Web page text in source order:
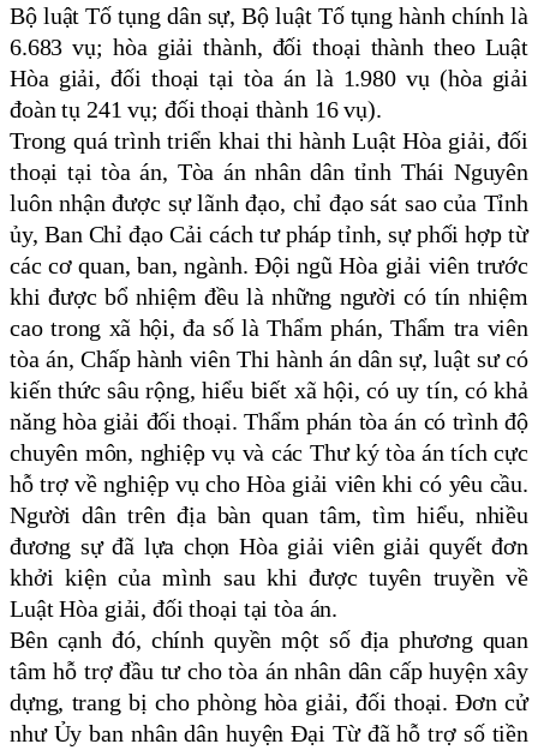
Bộ luật Tố tụng dân sự, Bộ luật Tố tụng hành chính là
6.683 vụ; hòa giải thành, đối thoại thành theo Luật
Hòa giải, đối thoại tại tòa án là 1.980 vụ (hòa giải
đoàn tụ 241 vụ; đối thoại thành 16 vụ).
Trong quá trình triển khai thi hành Luật Hòa giải, đối
thoại tại tòa án, Tòa án nhân dân tỉnh Thái Nguyên
luôn nhận được sự lãnh đạo, chỉ đạo sát sao của Tỉnh
ủy, Ban Chỉ đạo Cải cách tư pháp tỉnh, sự phối hợp từ
các cơ quan, ban, ngành. Đội ngũ Hòa giải viên trước
khi được bổ nhiệm đều là những người có tín nhiệm
cao trong xã hội, đa số là Thẩm phán, Thẩm tra viên
tòa án, Chấp hành viên Thi hành án dân sự, luật sư có
kiến thức sâu rộng, hiểu biết xã hội, có uy tín, có khả
năng hòa giải đối thoại. Thẩm phán tòa án có trình độ
chuyên môn, nghiệp vụ và các Thư ký tòa án tích cực
hỗ trợ về nghiệp vụ cho Hòa giải viên khi có yêu cầu.
Người dân trên địa bàn quan tâm, tìm hiểu, nhiều
đương sự đã lựa chọn Hòa giải viên giải quyết đơn
khởi kiện của mình sau khi được tuyên truyền về
Luật Hòa giải, đối thoại tại tòa án.
Bên cạnh đó, chính quyền một số địa phương quan
tâm hỗ trợ đầu tư cho tòa án nhân dân cấp huyện xây
dựng, trang bị cho phòng hòa giải, đối thoại. Đơn cử
như Ủy ban nhân dân huyện Đại Từ đã hỗ trợ số tiền